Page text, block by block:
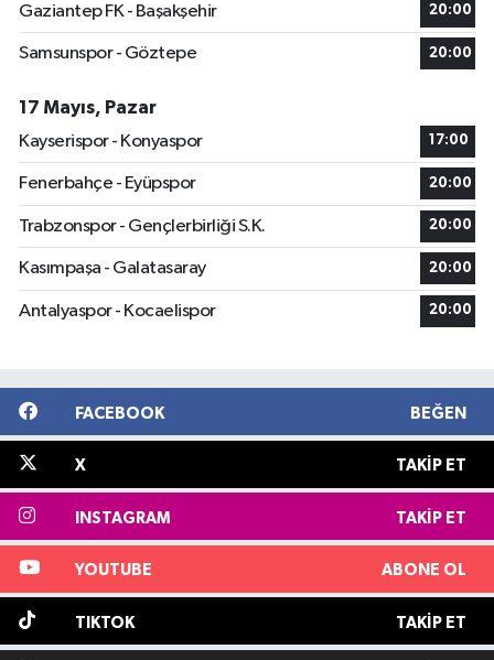
Gaziantep FK - Başakşehir 20:00
Samsunspor - Göztepe 20:00
17 Mayıs, Pazar
Kayserispor - Konyaspor
17:00
Fenerbahçe - Eyüpspor 20:00
Trabzonspor - Gençlerbirliği S.K. 20:00
Kasımpaşa - Galatasaray 20:00
Antalyaspor - Kocaelispor 20:00
FACEBOOK BEĞEN
X TAKIP ET
INSTAGRAM TAKIP ET
YOUTUBE ABONE OL
TIKTOK TAKIP ET